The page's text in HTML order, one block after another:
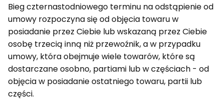
Bieg czternastodniowego terminu na odstąpienie od
umowy rozpoczyna się od objęcia towaru w
posiadanie przez Ciebie lub wskazaną przez Ciebie
osobę trzecią inną niż przewoźnik, a w przypadku
umowy, która obejmuje wiele towarów, które są
dostarczane osobno, partiami lub w częściach - od
objęcia w posiadanie ostatniego towaru, partii lub
części.